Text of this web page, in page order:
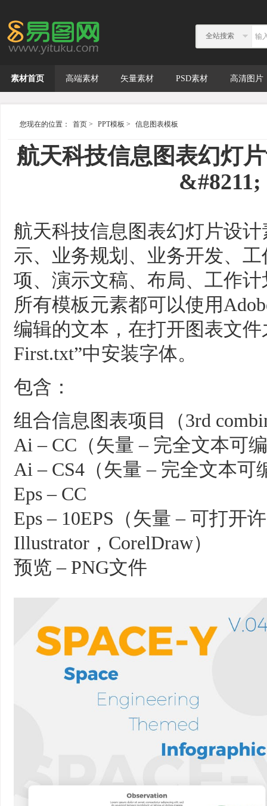
全站搜索
素材首页 高端素材 矢量素材 PSD素材 高清图片
您现在的位置： 首页 > PPT模板 > 信息图表模板
航天科技信息图表幻灯
航天科技信息图表幻灯片设
示、业务规划、业务开发、
项、演示文稿、布局、工作
所有模板元素都可以使用
编辑的文本，在打开图表文
First.txt”中安装字体。
包含：
组合信息图表项目（3rd
Ai – CC（矢量 – 完全文本可
Ai – CS4（矢量 – 完全文本可
Eps – CC
Eps – 10EPS（矢量 – 可打开
Illustrator，CorelDraw）
预览 – PNG文件